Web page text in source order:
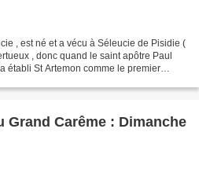
, est né et a vécu à Séleucie de Pisidie (
, donc quand le saint apôtre Paul
établi St Artemon comme le premier
Grand Carême : Dimanche